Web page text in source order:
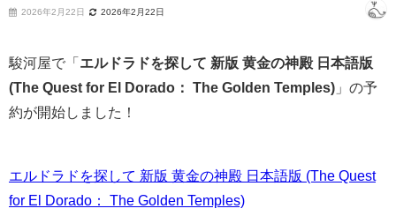
2026年2月22日 2026年2月22日
駿河屋で「 エルドラドを探して 新版 黄金の神殿 日本語版
(The Quest for El Dorado： The Golden Temples) 」の予
約が開始しました！
エルドラドを探して 新版 黄金の神殿 日本語版 (The Quest
for El Dorado： The Golden Temples)